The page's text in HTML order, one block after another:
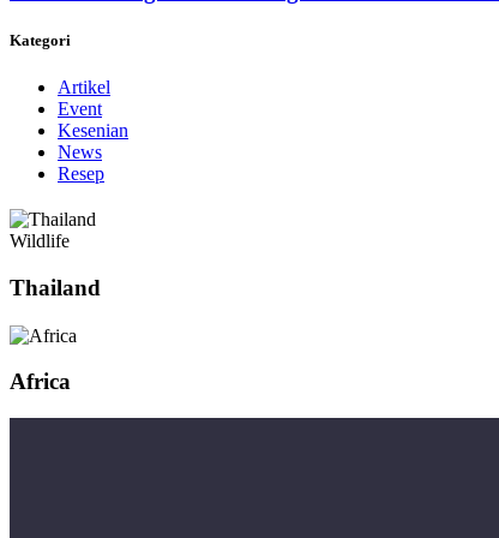
Kategori
Artikel
Event
Kesenian
News
Resep
Wildlife
Thailand
Africa